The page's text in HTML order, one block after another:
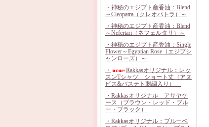
・神秘のエジプト産香油：Blend
～Cleopatra（クレオパトラ）～
・神秘のエジプト産香油：Blend
～Nefertari（ネフェルタリ）～
・神秘のエジプト産香油：Single
Flower～Egyptian Rose（エジプシ
ャンローズ）～
・
Rakkasオリジナル：レッ
スンTシャツ ショート丈（アヌ
ビス&バステト刺繍入り）
・Rakkasオリジナル アサヤケ
ース（ブラウン・レッド・ブル
ー・ブラック）
・Rakkasオリジナル：ブルーベ